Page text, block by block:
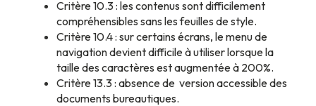
Critère 10.3 : les contenus sont difficilement
compréhensibles sans les feuilles de style.
Critère 10.4 : sur certains écrans, le menu de
navigation devient difficile à utiliser lorsque la
taille des caractères est augmentée à 200%.
Critère 13.3 : absence de version accessible des
documents bureautiques.